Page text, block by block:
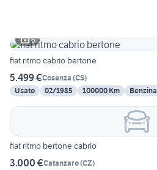
6
fiat ritmo cabrio bertone
5.499 €Cosenza (CS)
Usato
02/1985 100000 Km Benzina
fiat ritmo bertone cabrio
3.000 €Catanzaro(CZ)